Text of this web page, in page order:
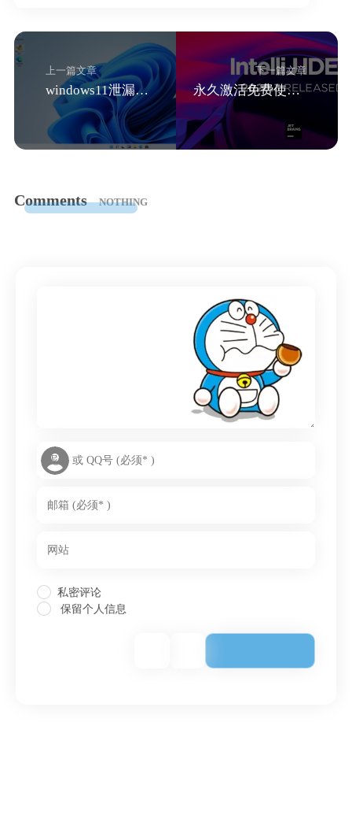
上一篇文章
windows11泄漏版，教你如何安装windows11抢先版，windows10可直接升级
下一篇文章
永久激活免费使用2020IntelliJ全家桶IDEA，pycharm，websotrm，goland，clion
Comments NOTHING
私密评论
保留个人信息